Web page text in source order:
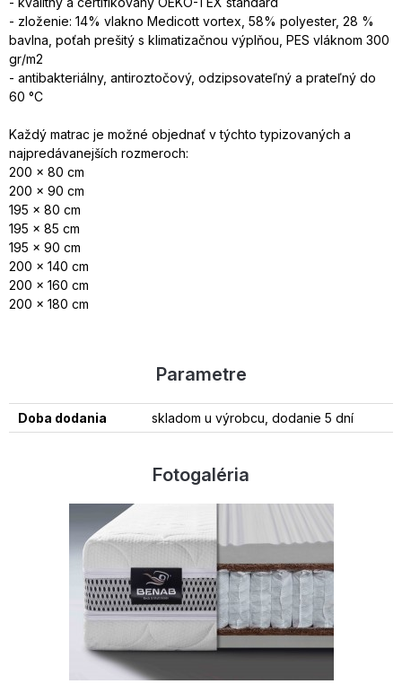
- zloženie: 14% vlakno Medicott vortex, 58% polyester, 28 %
bavlna, poťah prešitý s klimatizačnou výplňou, PES vláknom 300
gr/m2
- antibakteriálny, antiroztočový, odzipsovateľný a prateľný do
60 °C
Každý matrac je možné objednať v týchto typizovaných a
najpredávanejších rozmeroch:
200 x 80 cm
200 x 90 cm
195 x 80 cm
195 x 85 cm
195 x 90 cm
200 x 140 cm
200 x 160 cm
200 x 180 cm
Parametre
Doba dodania skladom u výrobcu, dodanie 5 dní
Fotogaléria